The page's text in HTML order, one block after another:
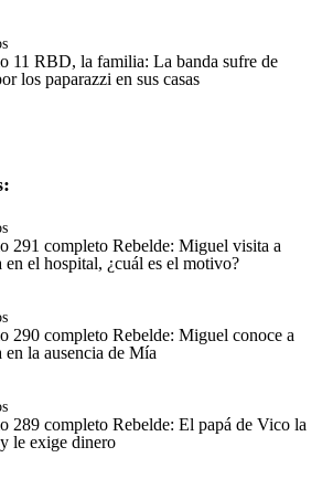
11 RBD, la familia: La banda sufre de
los paparazzi en sus casas
291 completo Rebelde: Miguel visita a
en el hospital, ¿cuál es el motivo?
290 completo Rebelde: Miguel conoce a
en la ausencia de Mía
289 completo Rebelde: El papá de Vico la
le exige dinero